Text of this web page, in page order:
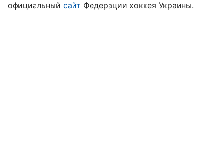
официальный сайт Федерации хоккея Украины.